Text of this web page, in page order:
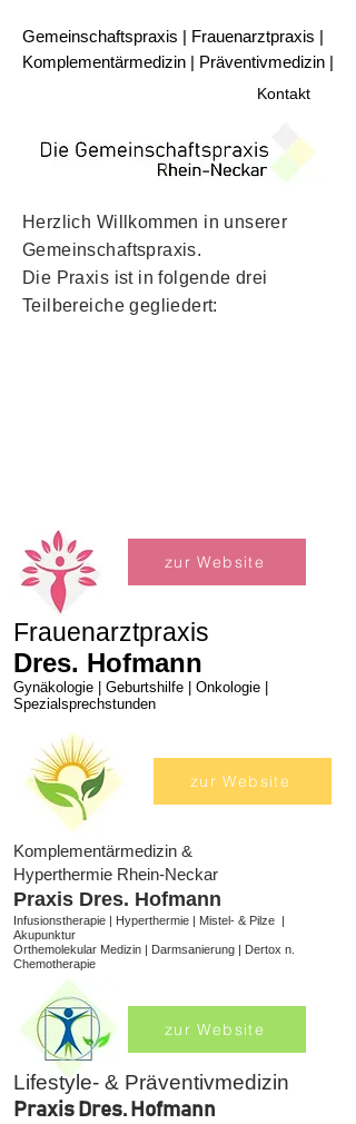
Gemeinschaftspraxis | Frauenarztpraxis |
Komplementärmedizin | Präventivmedizin |
Kontakt
Herzlich Willkommen in unserer
Gemeinschaftspraxis.
Die Praxis ist in folgende drei
Teilbereiche gegliedert:
zur Website
Frauenarztpraxis
Dres. Hofmann
Gynäkologie | Geburtshilfe | Onkologie |
Spezialsprechstunden
zur Website
Komplementärmedizin &
Hyperthermie Rhein-Neckar
Praxis Dres. Hofmann
Infusionstherapie | Hyperthermie | Mistel- & Pilze |
Akupunktur
Orthemolekular Medizin | Darmsanierung | Dertox n.
Chemotherapie
zur Website
Lifestyle- & Präventivmedizin
Praxis Dres. Hofmann